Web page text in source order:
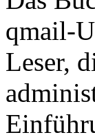
qmail-
Leser,